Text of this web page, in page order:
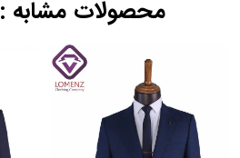
محصولات مشابه :